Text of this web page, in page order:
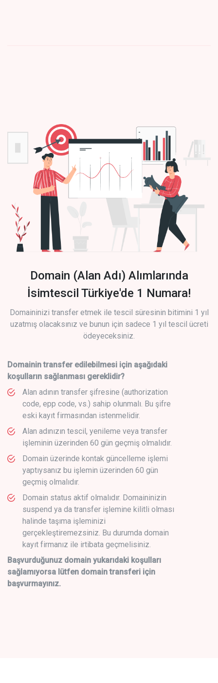
Domain (Alan Adı) Alımlarında
İsimtescil Türkiye'de 1 Numara!
Domaininizi transfer etmek ile tescil süresinin bitimini 1 yıl
uzatmış olacaksınız ve bunun için sadece 1 yıl tescil ücreti
ödeyeceksiniz.
Domainin transfer edilebilmesi için aşağıdaki
koşulların sağlanması gereklidir?
Alan adının transfer şifresine (authorization
code, epp code, vs.) sahip olunmalı. Bu şifre
eski kayıt firmasından istenmelidir.
Alan adınızın tescil, yenileme veya transfer
işleminin üzerinden 60 gün geçmiş olmalıdır.
Domain üzerinde kontak güncelleme işlemi
yaptıysanız bu işlemin üzerinden 60 gün
geçmiş olmalıdır.
Domain status aktif olmalıdır. Domaininizin
suspend ya da transfer işlemine kilitli olması
halinde taşıma işleminizi
gerçekleştiremezsiniz. Bu durumda domain
kayıt firmanız ile irtibata geçmelisiniz.
Başvurduğunuz domain yukarıdaki koşulları
sağlamıyorsa lütfen domain transferi için
başvurmayınız.